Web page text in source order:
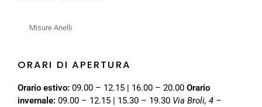
Misure Anelli
ORARI DI APERTURA
Orario estivo: 09.00 – 12.15 | 16.00 – 20.00 Orario
invernale: 09.00 – 12.15 | 15.30 – 19.30 Via Broli, 4 –